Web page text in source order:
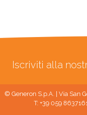
Iscriviti alla
© Generon S.p.A. | Via San
T: +39 059